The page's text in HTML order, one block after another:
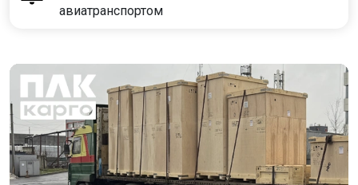
авиатранспортом